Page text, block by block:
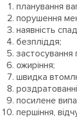
планування
порушення
наявність
безпліддя;
застосування
ожиріння;
швидка
посилене
першіння,